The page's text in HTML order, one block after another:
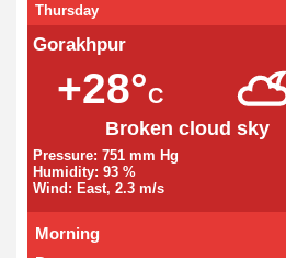
Thursday
Gorakhpur
+28°C
Broken cloud sky
Pressure: 751 mm Hg
Humidity: 93 %
Wind: East, 2.3 m/s
Morning